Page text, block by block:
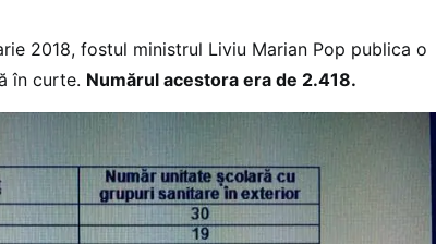
2018, fostul ministrul Liviu Marian Pop publica o
în curte. Numărul acestora era de 2.418.